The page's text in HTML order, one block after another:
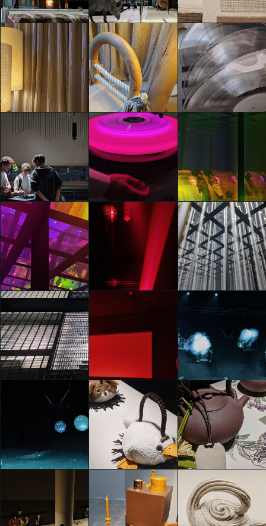
Staging Modernity
Clara Agustina
Staging Modernity
Clara Agustina
Staging Modernity
Clara Agustina
Staging Modernity
Clara Agustina
Staging Modernity
Clara Agustina
Timeless Modernity by
Virginia Arlotto x Jeroen
De Ruddere wrapped by
Designs of the Time
Clara Agustina
Timeless Modernity by
Virginia Arlotto x Jeroen
De Ruddere wrapped by
Designs of the Time
Clara Agustina
Timeless Modernity by
De Ruddere wrapped by
Designs of the Time
Clara Agustina
repeat the unrepeatable
Clara Agustina
repeat the unrepeatable
Clara Agustina
repeat the unrepeatable
Clara Agustina
Vans Presents Checkered
Future: Frequency
Manifest
Clara Agustina
Vans Presents Checkered
Future: Frequency
Manifest
Clara Agustina
Vans Presents Checkered
Future: Frequency
Manifest
Clara Agustina
Vans Presents Checkered
Manifest
Clara Agustina
KIA OPPOSITES UNITED:
ECLIPSE OF
PERCEPTIONS
Clara Agustina
KIA OPPOSITES UNITED:
ECLIPSE OF
PERCEPTIONS
Clara Agustina
KIA OPPOSITES UNITED: